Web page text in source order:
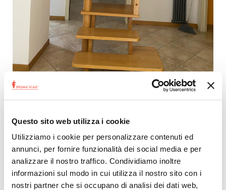
Questo sito web utilizza i cookie
Utilizziamo i cookie per personalizzare contenuti ed
annunci, per fornire funzionalità dei social media e per
analizzare il nostro traffico. Condividiamo inoltre
informazioni sul modo in cui utilizza il nostro sito con i
nostri partner che si occupano di analisi dei dati web,